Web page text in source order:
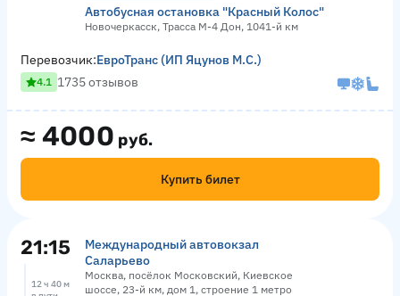
Автобусная остановка "Красный Колос"
Новочеркасск, Трасса М-4 Дон, 1041-й км
≈ 4000 руб.
Купить билет
Перевозчик:ЕвроТранс (ИП Яцунов М.С.)
4.1 1735 отзывов
21:15
Международный автовокзал
Саларьево
Москва, посёлок Московский, Киевское
шоссе, 23-й км, дом 1, строение 1 метро
12 ч 40 м